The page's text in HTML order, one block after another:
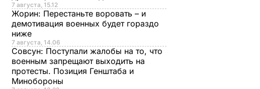
7 августа, 15.12
Жорин: Перестаньте воровать – и
демотивация военных будет гораздо
ниже
7 августа, 14.06
Совсун: Поступали жалобы на то, что
военным запрещают выходить на
протесты. Позиция Генштаба и
Минобороны